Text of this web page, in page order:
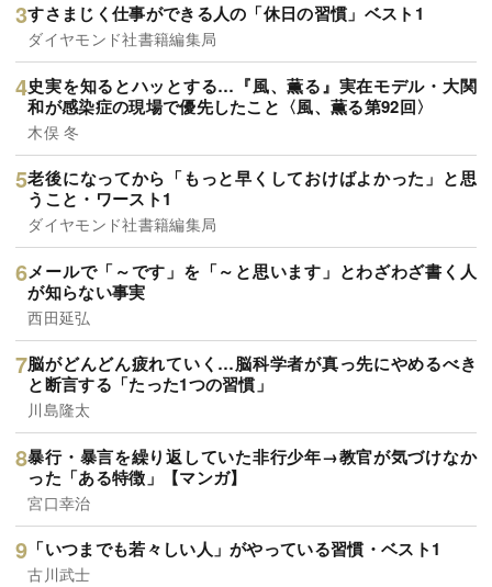
すさまじく仕事ができる人の「休日の習慣」ベスト1
ダイヤモンド社書籍編集局
史実を知るとハッとする…『風、薫る』実在モデル・大関
和が感染症の現場で優先したこと〈風、薫る第92回〉
木俣 冬
老後になってから「もっと早くしておけばよかった」と思
うこと・ワースト1
ダイヤモンド社書籍編集局
メールで「～です」を「～と思います」とわざわざ書く人
が知らない事実
西田延弘
脳がどんどん疲れていく…脳科学者が真っ先にやめるべき
と断言する「たった1つの習慣」
川島隆太
暴行・暴言を繰り返していた非行少年→教官が気づけなか
った「ある特徴」【マンガ】
宮口幸治
「いつまでも若々しい人」がやっている習慣・ベスト1
古川武士